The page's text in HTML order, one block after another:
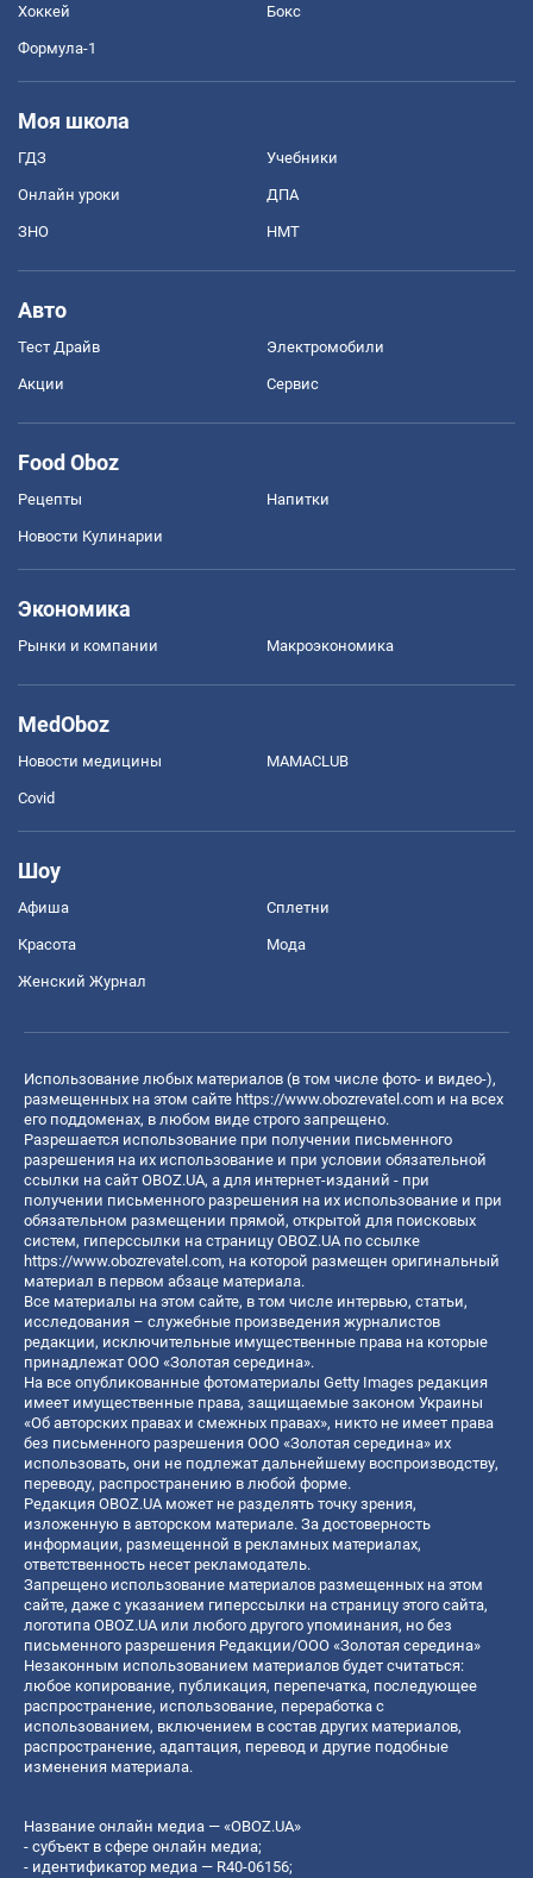
Хоккей Бокс
Формула-1
Моя школа
ГДЗ Учебники
Онлайн уроки ДПА
ЗНО НМТ
Авто
Тест Драйв Электромобили
Акции Сервис
Food Oboz
Рецепты Напитки
Новости Кулинарии
Экономика
Рынки и компании Mакроэкономика
MedOboz
Новости медицины MAMACLUB
Covid
Шоу
Афиша Сплетни
Красота Мода
Женский Журнал
Использование любых материалов (в том числе фото- и видео-),
размещенных на этом сайте https://www.obozrevatel.com и на всех
его поддоменах, в любом виде строго запрещено.
Разрешается использование при получении письменного
разрешения на их использование и при условии обязательной
ссылки на сайт OBOZ.UA, а для интернет-изданий - при
получении письменного разрешения на их использование и при
обязательном размещении прямой, открытой для поисковых
систем, гиперссылки на страницу OBOZ.UA по ссылке
https://www.obozrevatel.com, на которой размещен оригинальный
материал в первом абзаце материала.
Все материалы на этом сайте, в том числе интервью, статьи,
исследования – служебные произведения журналистов
редакции, исключительные имущественные права на которые
принадлежат ООО «Золотая середина».
На все опубликованные фотоматериалы Getty Images редакция
имеет имущественные права, защищаемые законом Украины
«Об авторских правах и смежных правах», никто не имеет права
без письменного разрешения ООО «Золотая середина» их
использовать, они не подлежат дальнейшему воспроизводству,
переводу, распространению в любой форме.
Редакция OBOZ.UA может не разделять точку зрения,
изложенную в авторском материале. За достоверность
информации, размещенной в рекламных материалах,
ответственность несет рекламодатель.
Запрещено использование материалов размещенных на этом
сайте, даже с указанием гиперссылки на страницу этого сайта,
логотипа OBOZ.UA или любого другого упоминания, но без
письменного разрешения Редакции/ООО «Золотая середина»
Незаконным использованием материалов будет считаться:
любое копирование, публикация, перепечатка, последующее
распространение, использование, переработка с
использованием, включением в состав других материалов,
распространение, адаптация, перевод и другие подобные
изменения материала.
Название онлайн медиа — «OBOZ.UA»
- субъект в сфере онлайн медиа;
- идентификатор медиа — R40-06156;